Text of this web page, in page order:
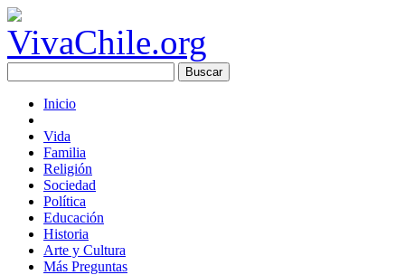
Inicio
Vida
Familia
Religión
Sociedad
Política
Educación
Historia
Arte y Cultura
Más Preguntas